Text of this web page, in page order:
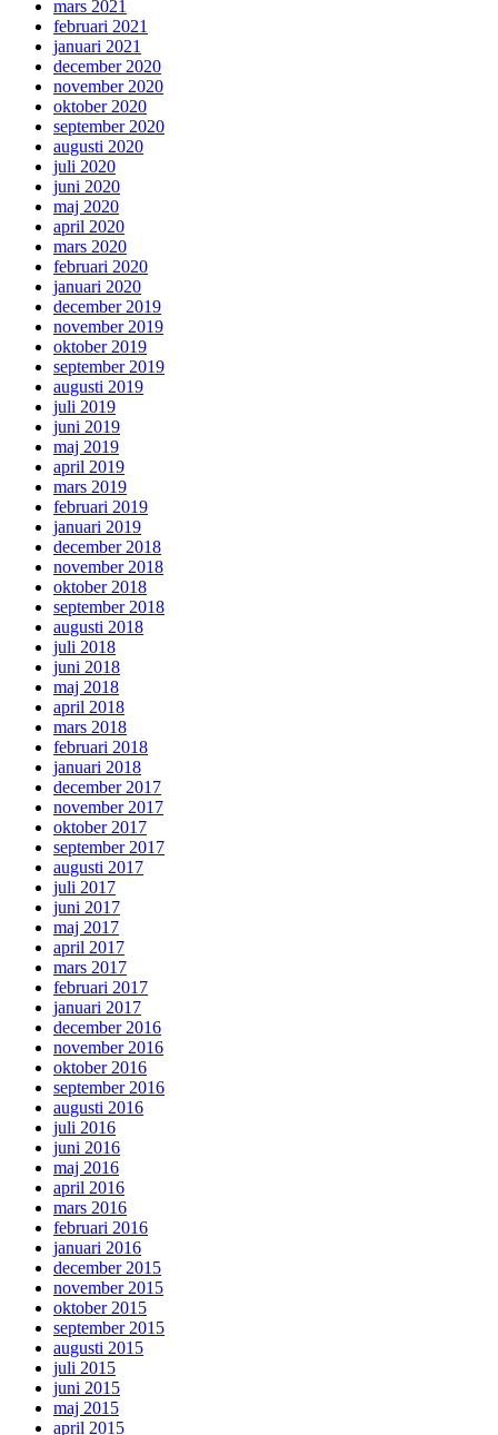
mars 2021
februari 2021
januari 2021
december 2020
november 2020
oktober 2020
september 2020
augusti 2020
juli 2020
juni 2020
maj 2020
april 2020
mars 2020
februari 2020
januari 2020
december 2019
november 2019
oktober 2019
september 2019
augusti 2019
juli 2019
juni 2019
maj 2019
april 2019
mars 2019
februari 2019
januari 2019
december 2018
november 2018
oktober 2018
september 2018
augusti 2018
juli 2018
juni 2018
maj 2018
april 2018
mars 2018
februari 2018
januari 2018
december 2017
november 2017
oktober 2017
september 2017
augusti 2017
juli 2017
juni 2017
maj 2017
april 2017
mars 2017
februari 2017
januari 2017
december 2016
november 2016
oktober 2016
september 2016
augusti 2016
juli 2016
juni 2016
maj 2016
april 2016
mars 2016
februari 2016
januari 2016
december 2015
november 2015
oktober 2015
september 2015
augusti 2015
juli 2015
juni 2015
maj 2015
april 2015